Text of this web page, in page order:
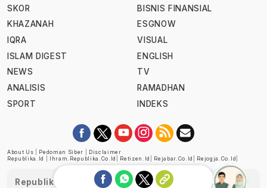
SKOR
KHAZANAH
IQRA
ISLAM DIGEST
NEWS
ANALISIS
SPORT
BISNIS FINANSIAL
ESGNOW
VISUAL
ENGLISH
TV
RAMADHAN
INDEKS
About Us Pedoman Siber
Disclaimer
Republika.id
Ihram.republika.co.id Retizen.id Rejabar.co.id Rejogja.co.id
Republika telah diverifikasi oleh Dewan Pers